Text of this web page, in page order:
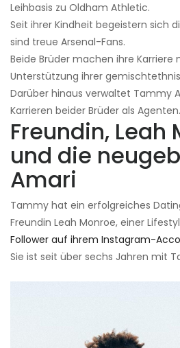
Leihbasis zu Oldham Athletic.
Seit ihrer Kindheit begeistern sich
sind treue Arsenal-Fans.
Beide Brüder machen ihre
Unterstützung ihrer
Darüber hinaus verwaltet Tammy
Karrieren beider Brüder als Agenten.
Freundin, Leah
und die
Amari
Tammy hat ein erfolgreiches
Freundin Leah Monroe, einer
Follower auf ihrem Instagram-
Sie ist seit über sechs Jahren mit